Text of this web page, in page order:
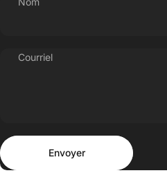
Courriel
Envoyer
Envoyer